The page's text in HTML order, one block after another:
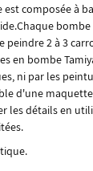
composée à
2 à 3
en bombe
ni par les
d'une
les détails en